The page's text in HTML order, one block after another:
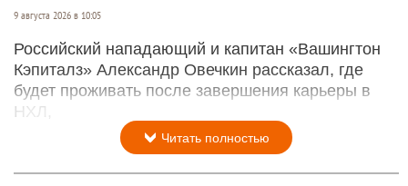
9 августа 2026 в 10:05
Российский нападающий и капитан «Вашингтон
Кэпиталз» Александр Овечкин рассказал, где
будет проживать после завершения карьеры в
НХЛ,
Читать полностью